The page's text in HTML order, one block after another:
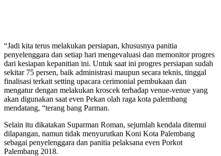
“Jadi kita terus melakukan persiapan, khususnya panitia
penyelenggara dan setiap hari mengevaluasi dan memonitor progres
dari kesiapan kepanitian ini. Untuk saat ini progres persiapan sudah
sekitar 75 persen, baik administrasi maupun secara teknis, tinggal
finalisasi terkait setting upacara cerimonial pembukaan dan
mengatur dengan melakukan kroscek terhadap venue-venue yang
akan digunakan saat even Pekan olah raga kota palembang
mendatang, “terang bang Parman.
Selain itu dikatakan Suparman Roman, sejumlah kendala ditemui
dilapangan, namun tidak menyurutkan Koni Kota Palembang
sebagai penyelenggara dan panitia pelaksana even Porkot
Palembang 2018.